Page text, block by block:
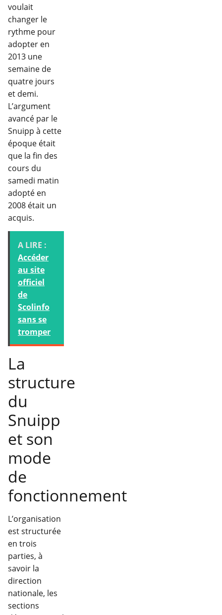
voulait
changer le
rythme pour
adopter en
2013 une
semaine de
quatre jours
et demi.
L’argument
avancé par le
Snuipp à cette
époque était
que la fin des
cours du
samedi matin
adopté en
2008 était un
acquis.
A LIRE :
Accéder
au site
officiel
de
Scolinfo
sans se
tromper
La
structure
du
Snuipp
et son
mode
de
fonctionnement
L’organisation
est structurée
en trois
parties, à
savoir la
direction
nationale, les
sections